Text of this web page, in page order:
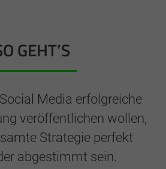
GEHT’S
Media erfolgreiche
veröffentlichen wollen,
Strategie perfekt
abgestimmt sein.